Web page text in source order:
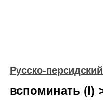
Русско-
вспоминать (I)